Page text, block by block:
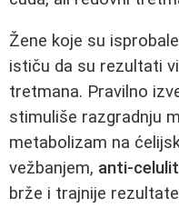
Žene koje su isprobale
ističu da su rezultati
tretmana. Pravilno
stimuliše razgradnju
metabolizam na
vežbanjem, anti-
brže i trajnije